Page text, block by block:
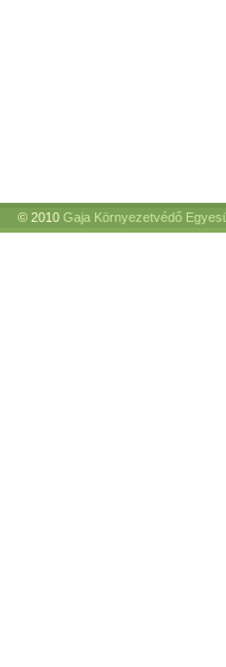
© 2010 Gaja Környezetvédő